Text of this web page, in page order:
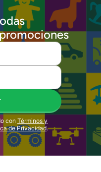
con Términos y
de Privacidad.